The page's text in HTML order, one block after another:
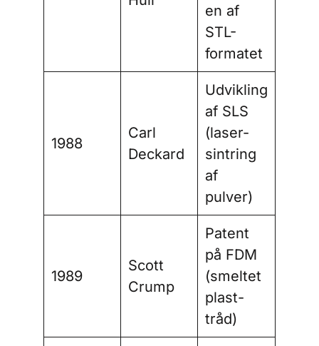
en af
STL-
formatet
1988
Carl
Deckard
Udvikling
af SLS
(laser-
sintring
af
pulver)
1989
Scott
Crump
Patent
på FDM
(smeltet
plast-
tråd)